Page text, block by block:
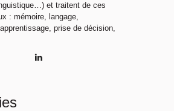
et traitent de ces
: mémoire, langage,
prise de décision,